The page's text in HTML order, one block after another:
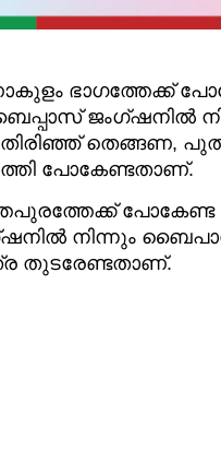
ഭാഗത്തേക്ക്
ജംഗ്ഷനിൽ
തെങ്ങണ,
പോകേണ്ടതാണ്.
പോകേണ്ട
നിന്നും
തുടരേണ്ടതാണ്.